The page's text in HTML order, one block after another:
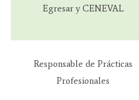
Egresar y CENEVAL
Responsable de Prácticas
Profesionales